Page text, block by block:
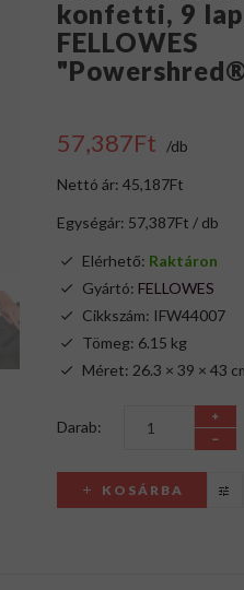
konfetti, 9
FELLOWES
57,387Ft /db
Nettó ár: 45,187Ft
Egységár: 57,387Ft / db
Elérhető: Raktáron
Gyártó: FELLOWES
Cikkszám: IFW44007
Tömeg: 6.15 kg
Méret: 26.3 × 39 × 43
Darab:
KOSÁRBA